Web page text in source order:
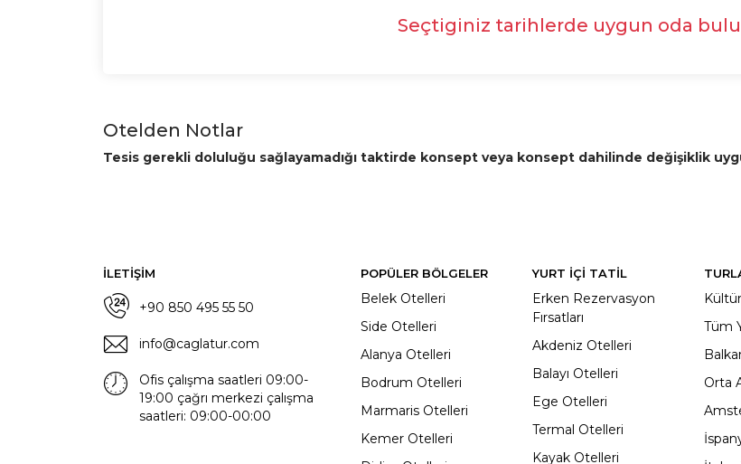
Seçtiginiz tarihlerde uygun oda
Otelden Notlar
Tesis gerekli doluluğu sağlayamadığı taktirde konsept veya konsept dahilinde değişiklik
İLETİŞİM
+90 850 495 55 50
info@caglatur.com
Ofis çalışma saatleri 09:00-
19:00 çağrı merkezi çalışma
saatleri: 09:00-00:00
POPÜLER BÖLGELER
Belek Otelleri
Side Otelleri
Alanya Otelleri
Bodrum Otelleri
Marmaris Otelleri
Kemer Otelleri
YURT İÇİ TATİL
Erken Rezervasyon
Fırsatları
Akdeniz Otelleri
Balayı Otelleri
Ege Otelleri
Termal Otelleri
Kayak Otelleri
Tüm
Orta